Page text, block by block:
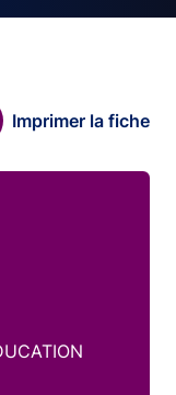
Imprimer la fiche